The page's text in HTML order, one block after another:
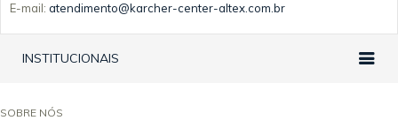
INSTITUCIONAIS
SOBRE NÓS
E-mail: atendimento@karcher-center-altex.com.br